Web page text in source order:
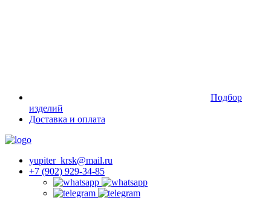
Подбор
изделий
Доставка и оплата
yupiter_krsk@mail.ru
+7 (902) 929-34-85